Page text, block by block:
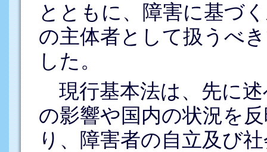
とともに、障害に基づ
の主体者として扱うべ
した。
現行基本法は、先に
の影響や国内の状況を
り、障害者の自立及び